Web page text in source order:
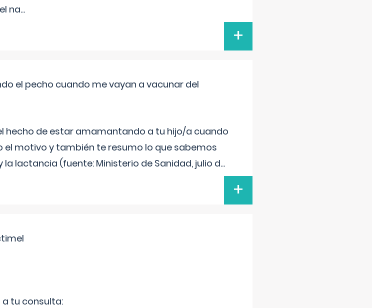
na...
+
el pecho cuando me vayan a vacunar del
hecho de estar amamantando a tu hijo/a cuando
el motivo y también te resumo lo que sabemos
lactancia (fuente: Ministerio de Sanidad, julio d...
+
tu consulta: